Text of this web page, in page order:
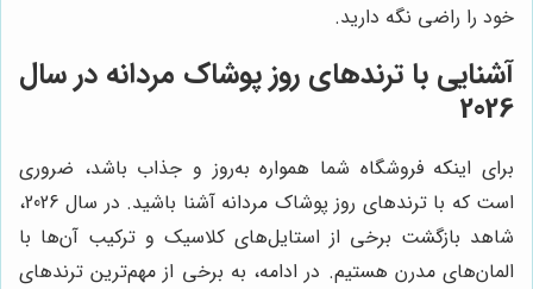
خود را راضی نگه دارید.
آشنایی با ترندهای روز پوشاک مردانه در سال
2026
برای اینکه فروشگاه شما همواره به‌روز و جذاب باشد، ضروری
است که با ترندهای روز پوشاک مردانه آشنا باشید. در سال 2026،
شاهد بازگشت برخی از استایل‌های کلاسیک و ترکیب آن‌ها با
المان‌های مدرن هستیم. در ادامه، به برخی از مهم‌ترین ترندهای